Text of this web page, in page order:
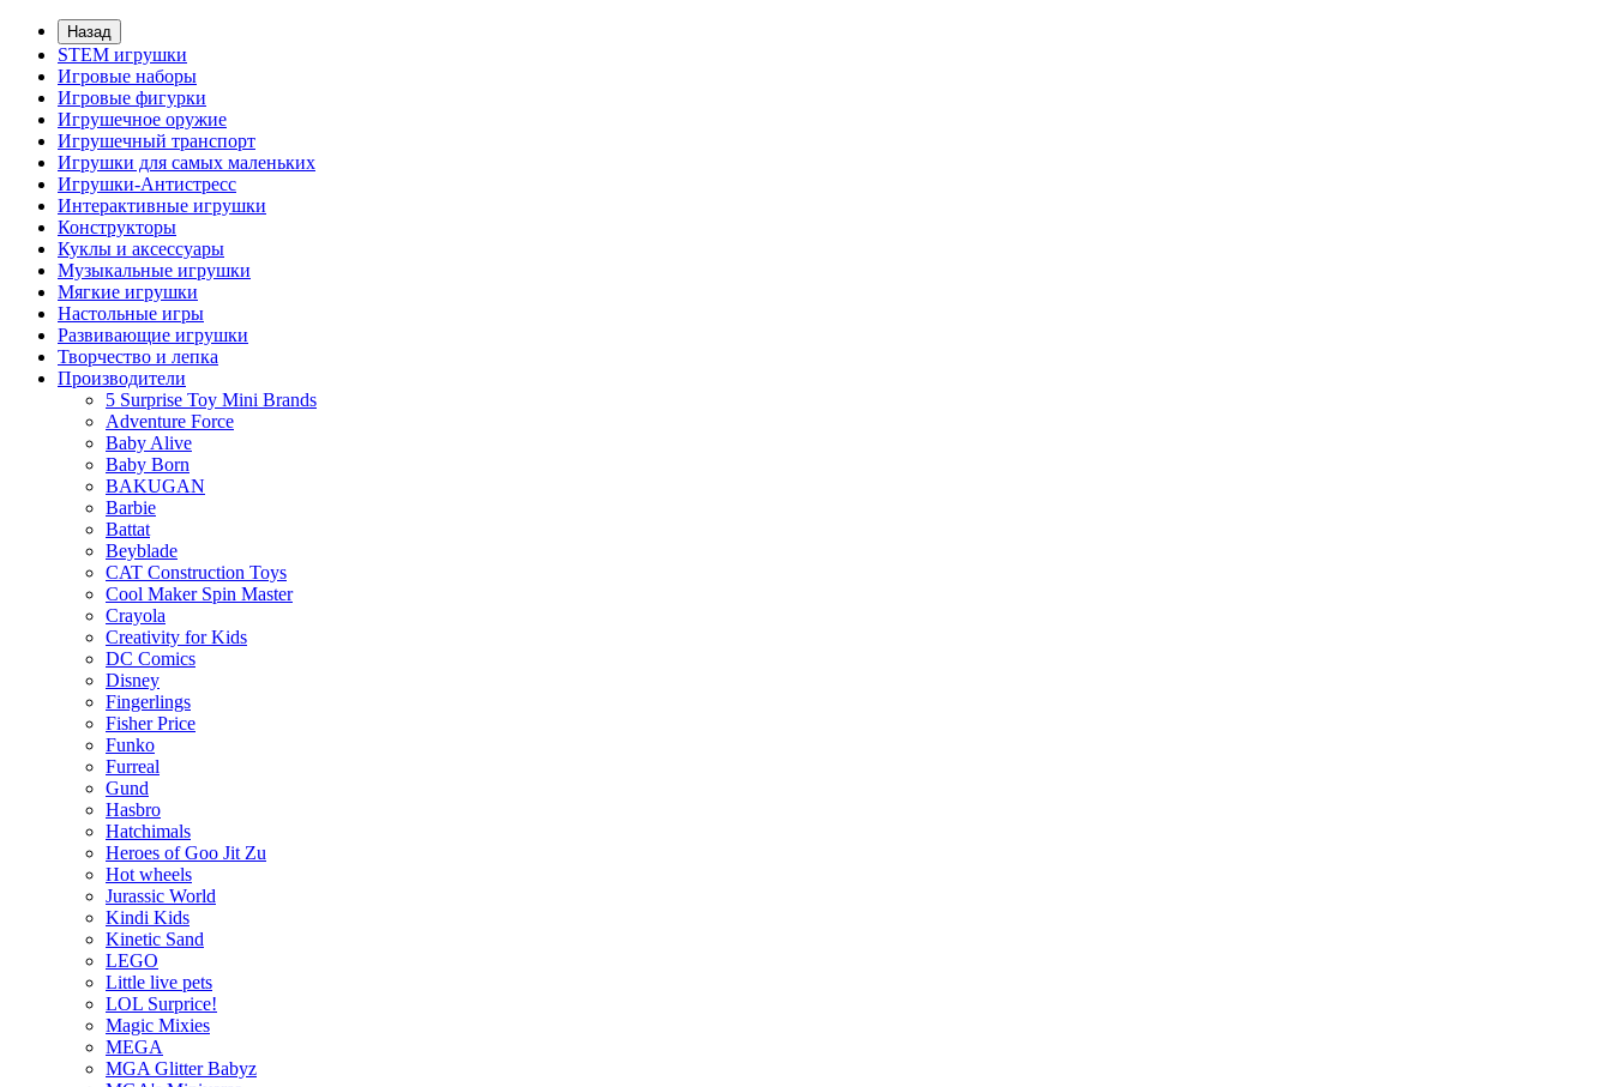
Назад
STEM игрушки
Игровые наборы
Игровые фигурки
Игрушечное оружие
Игрушечный транспорт
Игрушки для самых маленьких
Игрушки-Антистресс
Интерактивные игрушки
Конструкторы
Куклы и аксессуары
Музыкальные игрушки
Мягкие игрушки
Настольные игры
Развивающие игрушки
Творчество и лепка
Производители
5 Surprise Toy Mini Brands
Adventure Force
Baby Alive
Baby Born
BAKUGAN
Barbie
Battat
Beyblade
CAT Construction Toys
Cool Maker Spin Master
Crayola
Creativity for Kids
DC Comics
Disney
Fingerlings
Fisher Price
Funko
Furreal
Gund
Hasbro
Hatchimals
Heroes of Goo Jit Zu
Hot wheels
Jurassic World
Kindi Kids
Kinetic Sand
LEGO
Little live pets
LOL Surprice!
Magic Mixies
MEGA
MGA Glitter Babyz